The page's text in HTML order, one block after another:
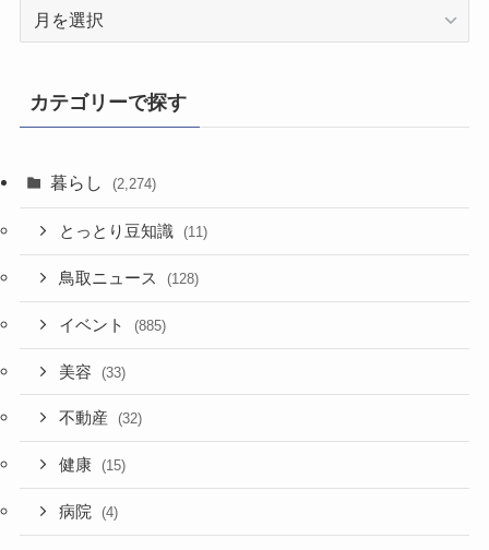
カテゴリーで探す
暮らし (2,274)
とっとり豆知識 (11)
鳥取ニュース (128)
イベント (885)
美容 (33)
不動産 (32)
健康 (15)
病院 (4)